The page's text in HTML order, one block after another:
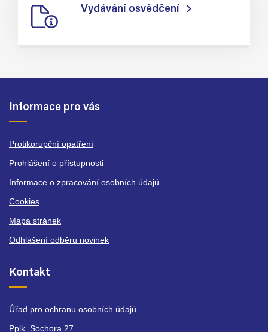
Vydávání osvědčení
Informace pro vás
Protikorupční opatření
Prohlášení o přístupnosti
Informace o zpracování osobních údajů
Cookies
Mapa stránek
Odhlášení odběru novinek
Kontakt
Úřad pro ochranu osobních údajů
Pplk. Sochora 27